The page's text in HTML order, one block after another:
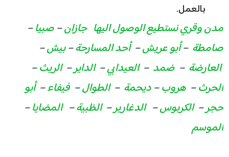
بالعمل.
مدن وقري نستطيع الوصول اليها جازان–صبيا–
صامطة –أبو عريش–أحد المسارحة–بيش–
العارضة – ضمد – العيدابي–الداير– الريث–
الحرث– هروب–ديحمة –الطوال– فيفاء–أبو
حجر– الكربوس– الدغارير– الظبية– المضايا–
الموسم